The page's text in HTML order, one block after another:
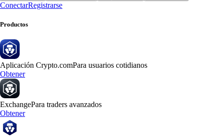
ConectarRegistrarse
Productos
Aplicación Crypto.comPara usuarios cotidianos
Obtener
ExchangePara traders avanzados
Obtener